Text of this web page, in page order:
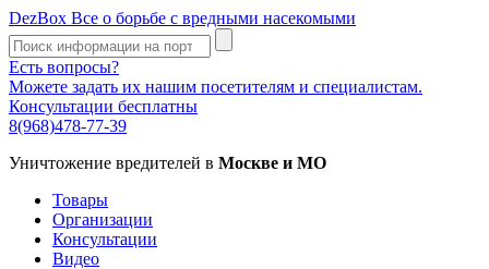
DezBox Все о борьбе с вредными насекомыми
Есть вопросы?
Можете задать их нашим посетителям и специалистам.
Консультации бесплатны
8(968)478-77-39
Уничтожение вредителей в Москве и МО
Товары
Организации
Консультации
Видео